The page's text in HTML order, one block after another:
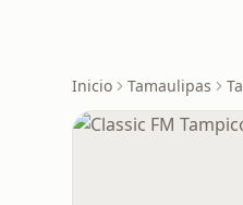
Inicio Tamaulipas